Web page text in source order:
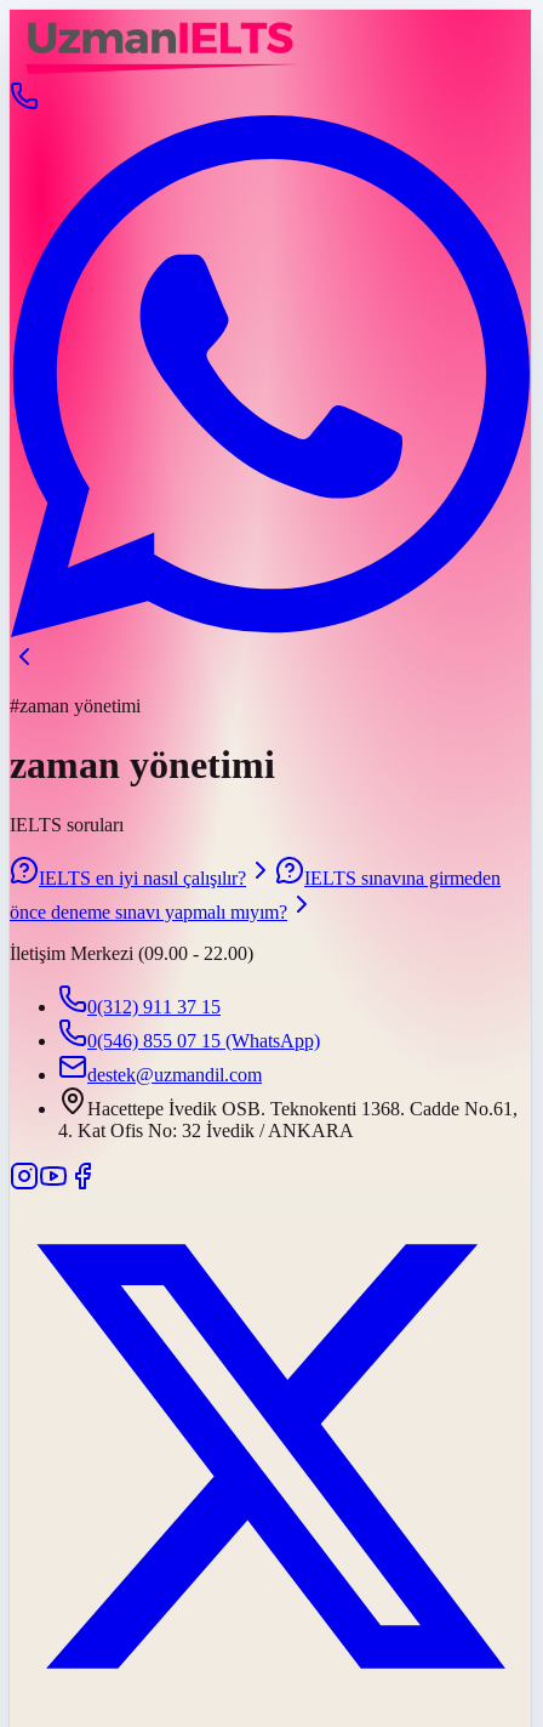
#zaman yönetimi
zaman yönetimi
IELTS soruları
IELTS en iyi nasıl çalışılır?
IELTS sınavına girmeden
önce deneme sınavı yapmalı mıyım?
İletişim Merkezi (09.00 - 22.00)
0(312) 911 37 15
0(546) 855 07 15 (WhatsApp)
destek@uzmandil.com
Hacettepe İvedik OSB. Teknokenti 1368. Cadde No.61,
4. Kat Ofis No: 32 İvedik / ANKARA